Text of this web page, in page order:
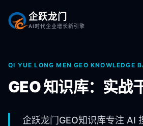
企跃龙门
AI时代企业增长新引擎
QI YUE LONG MEN GEO KNOWLEDGE
GEO 知识库：实战
企跃龙门GEO知识库专注 AI